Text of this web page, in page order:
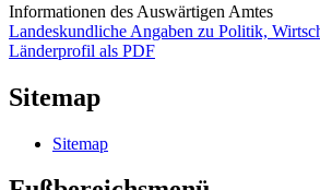
Informationen des Auswärtigen Amtes
Landeskundliche Angaben zu Politik,
Länderprofil als PDF
Sitemap
Sitemap